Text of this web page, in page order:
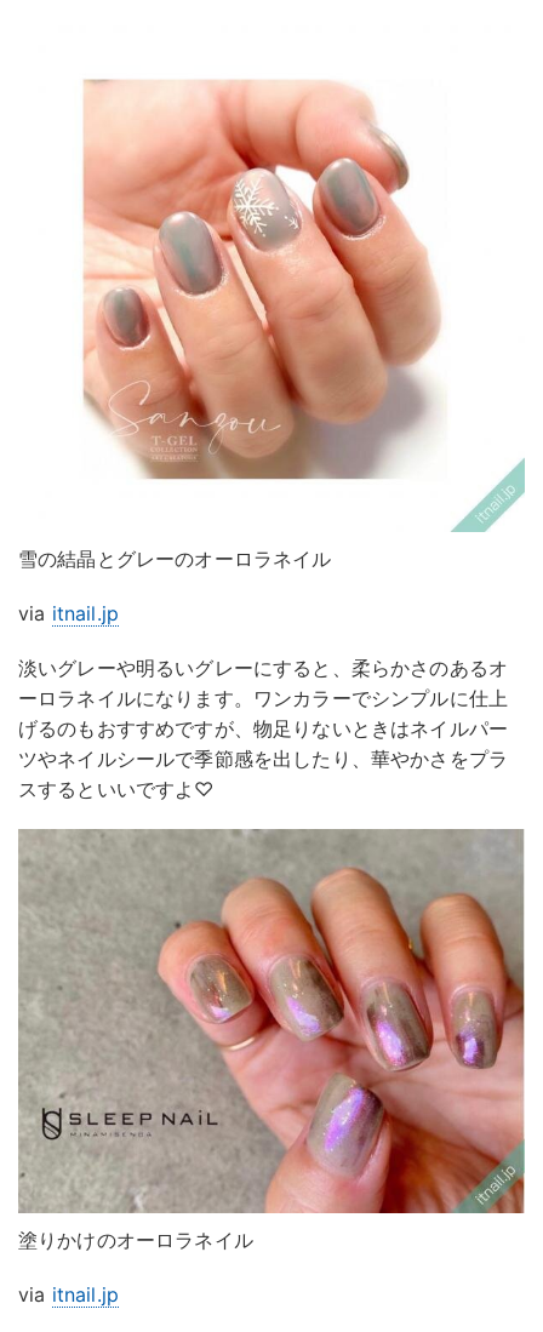
雪の結晶とグレーのオーロラネイル
via itnail.jp
淡いグレーや明るいグレーにすると、柔らかさのあるオ
ーロラネイルになります。ワンカラーでシンプルに仕上
げるのもおすすめですが、物足りないときはネイルパー
ツやネイルシールで季節感を出したり、華やかさをプラ
スするといいですよ♡
塗りかけのオーロラネイル
via itnail.jp